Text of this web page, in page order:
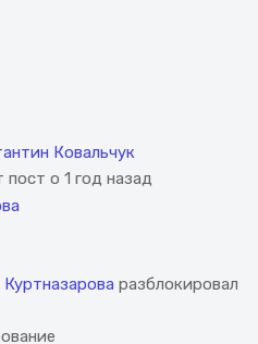
Ковальчук
пост о 1 год назад
разблокировал